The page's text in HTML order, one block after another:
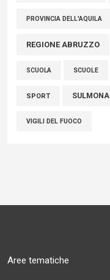
PROVINCIA DELL'AQUILA
REGIONE ABRUZZO
SCUOLA SCUOLE
SPORT SULMONA
VIGILI DEL FUOCO
Aree tematiche